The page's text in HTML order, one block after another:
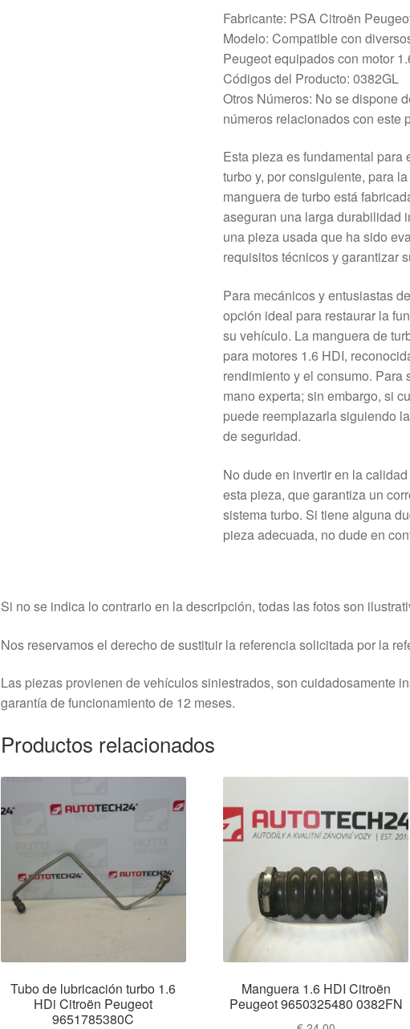
Fabricante: PSA Citroën
Modelo: Compatible con
Peugeot equipados con motor
Códigos del Producto: 0382GL
Otros Números: No se dispone
números relacionados con este
Esta pieza es fundamental
turbo y, por consiguiente, para
manguera de turbo está
aseguran una larga durabilidad
una pieza usada que ha sido
requisitos técnicos y garantizar
Para mecánicos y entusiastas
opción ideal para restaurar la
su vehículo. La manguera de
para motores 1.6 HDI,
rendimiento y el consumo.
mano experta; sin embargo, si
puede reemplazarla siguiendo
de seguridad.
No dude en invertir en la
esta pieza, que garantiza un
sistema turbo. Si tiene alguna
pieza adecuada, no dude en
Si no se indica lo contrario en la descripción, todas las fotos son
Nos reservamos el derecho de sustituir la referencia solicitada por la
Las piezas provienen de vehículos siniestrados, son cuidadosamente
garantía de funcionamiento de 12 meses.
Productos relacionados
Tubo de lubricación turbo 1.6
HDi Citroën Peugeot
9651785380C
Manguera 1.6 HDI Citroën
Peugeot 9650325480 0382FN